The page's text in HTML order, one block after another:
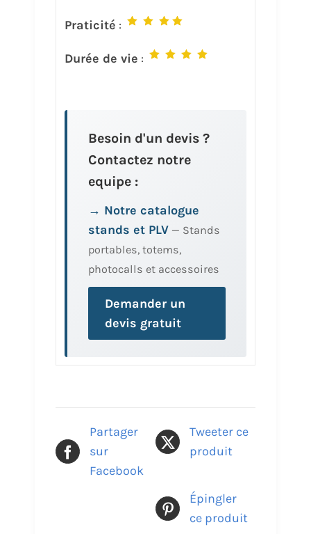
Praticité :
Durée de vie :
Besoin d'un devis ?
Contactez notre
equipe :
→ Notre catalogue
stands et PLV — Stands
portables, totems,
photocalls et accessoires
Demander un
devis gratuit
Partager
sur
Facebook
Tweeter ce
produit
Épingler
ce produit